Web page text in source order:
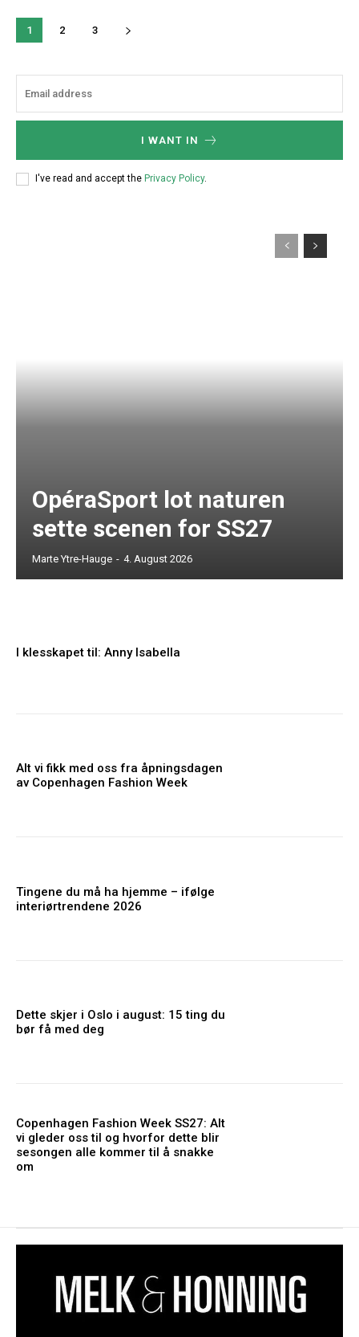
1 2 3
I WANT IN
I've read and accept the Privacy Policy.
OpéraSport lot naturen
sette scenen for SS27
Marte Ytre-Hauge - 4. August 2026
I klesskapet til: Anny Isabella
Alt vi fikk med oss fra åpningsdagen
av Copenhagen Fashion Week
Tingene du må ha hjemme – ifølge
interiørtrendene 2026
Dette skjer i Oslo i august: 15 ting du
bør få med deg
Copenhagen Fashion Week SS27: Alt
vi gleder oss til og hvorfor dette blir
sesongen alle kommer til å snakke
om